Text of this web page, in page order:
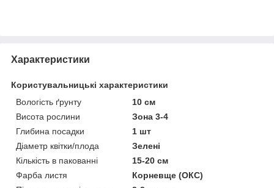
Характеристики
Користувальницькі характеристики
Вологість ґрунту
10 см
Висота рослини
Зона 3-4
Глибина посадки
1 шт
Діаметр квітки/плода
Зелені
Кількість в пакованні
15-20 см
Фарба листя
Корневще (ОКС)